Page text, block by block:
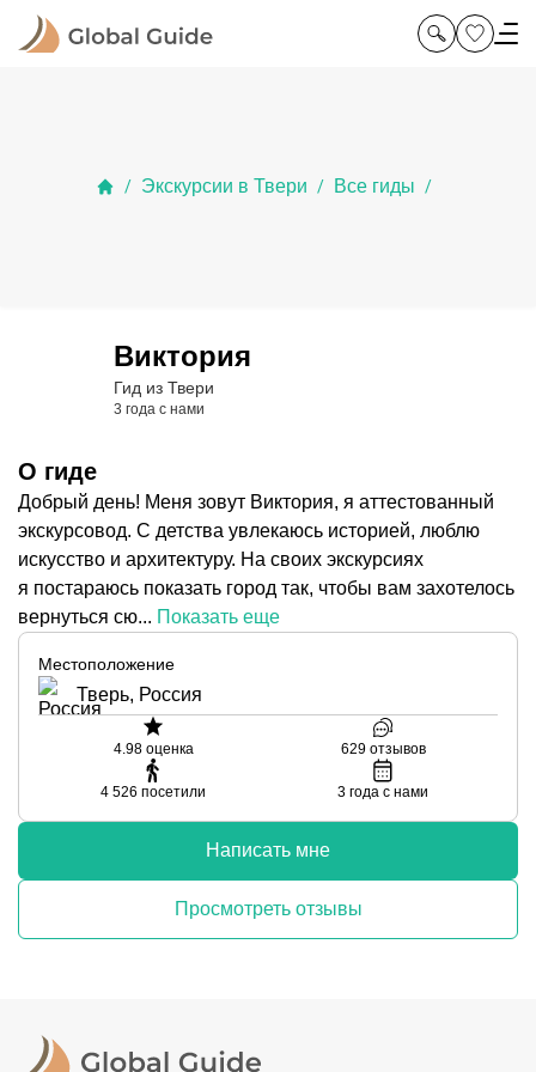
/ Экскурсии в Твери / Все гиды /
Виктория
Гид из Твери
3 года с нами
О гиде
Добрый день! Меня зовут Виктория, я аттестованный
экскурсовод. С детства увлекаюсь историей, люблю
искусство и архитектуру. На своих экскурсиях
я постараюсь показать город так, чтобы вам захотелось
вернуться сю... Показать еще
Местоположение
Тверь, Россия
4.98оценка 629 отзывов
4 526 посетили 3 года с нами
Написать мне
Просмотреть отзывы